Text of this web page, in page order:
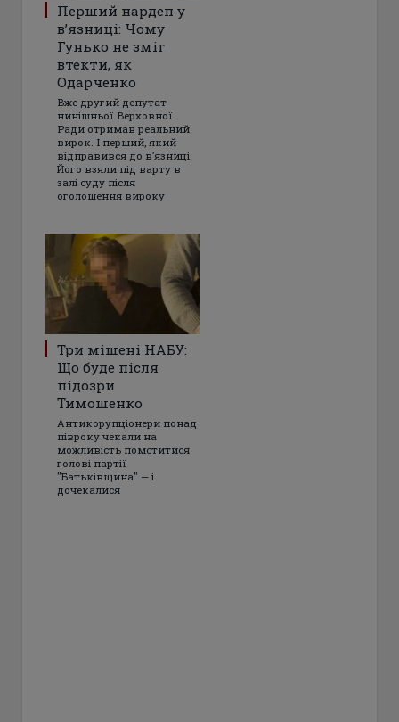
Перший нардеп у
в’язниці: Чому
Гунько не зміг
втекти, як
Одарченко
Вже другий депутат
нинішньої Верховної
Ради отримав реальний
вирок. І перший, який
відправився до в’язниці.
Його взяли під варту в
залі суду після
оголошення вироку
Три мішені НАБУ:
Що буде після
підозри
Тимошенко
Антикорупціонери понад
півроку чекали на
можливість помститися
голові партії
"Батьківщина" — і
дочекалися